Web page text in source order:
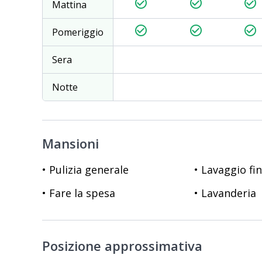
Mattina
check_circle_outline check_circle_outline check_circle_outline
Pomeriggio check_circle_outline check_circle_outline check_circle_outline
Sera
Notte
Mansioni
• Pulizia generale • Lavaggio
• Fare la spesa
• Lavanderia
Posizione approssimativa